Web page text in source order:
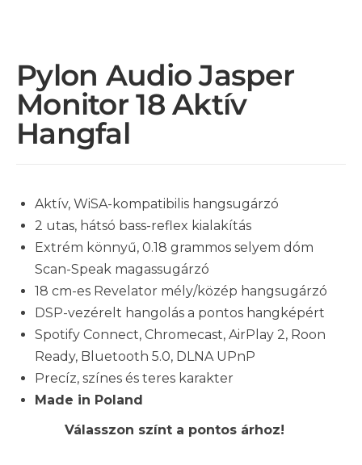
Pylon Audio Jasper
Monitor 18 Aktív
Hangfal
Aktív, WiSA-kompatibilis hangsugárzó
2 utas, hátsó bass-reflex kialakítás
Extrém könnyű, 0.18 grammos selyem dóm
Scan-Speak magassugárzó
18 cm-es Revelator mély/közép hangsugárzó
DSP-vezérelt hangolás a pontos hangképért
Spotify Connect, Chromecast, AirPlay 2, Roon
Ready, Bluetooth 5.0, DLNA UPnP
Precíz, színes és teres karakter
Made in Poland
Válasszon színt a pontos árhoz!